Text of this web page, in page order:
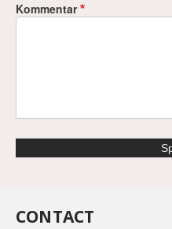
Kommentar
CONTACT